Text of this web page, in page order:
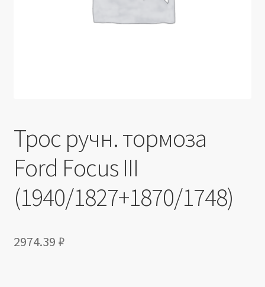
Трос ручн. тормоза
Ford Focus III
(1940/1827+1870/1748)
2974.39 ₽